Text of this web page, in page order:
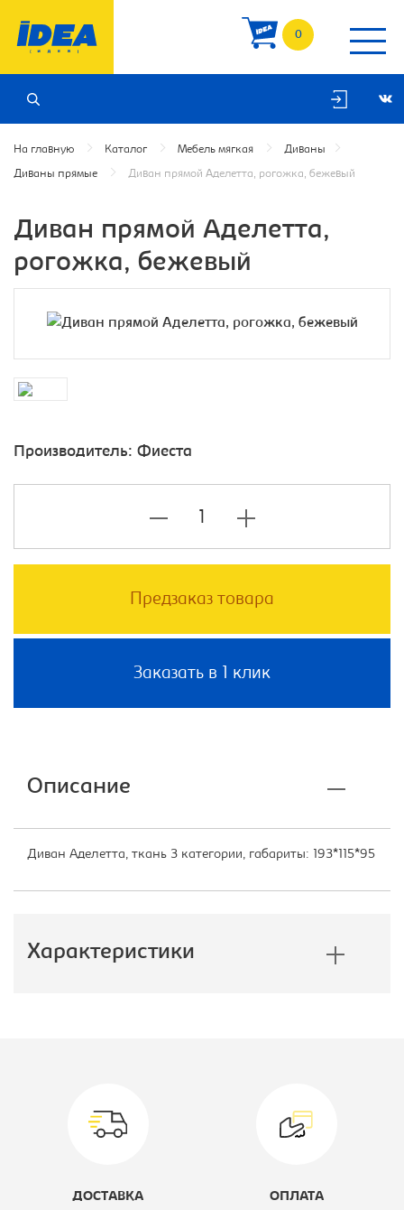
0
На главную Каталог Мебель мягкая Диваны
Диваны прямые Диван прямой Аделетта, рогожка, бежевый
Диван прямой Аделетта,
рогожка, бежевый
Производитель: Фиеста
Предзаказ товара
Заказать в 1 клик
Описание
Диван Аделетта, ткань 3 категории, габариты: 193*115*95
Характеристики
Цвет материала: бежевый
ДОСТАВКА ОПЛАТА